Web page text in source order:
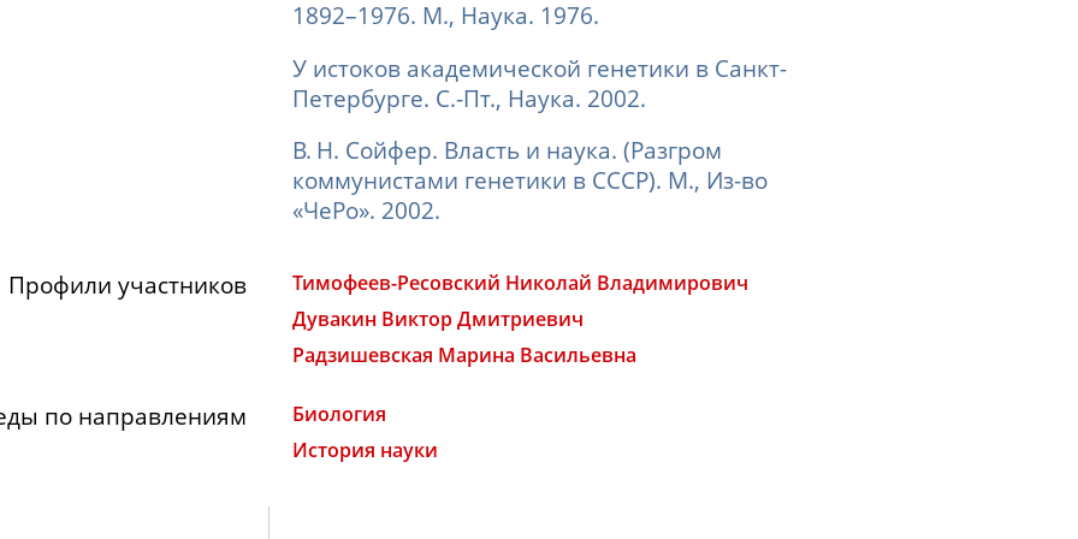
1892–1976. М., Наука. 1976.
У истоков академической генетики в Санкт-
Петербурге. С.-Пт., Наука. 2002.
В. Н. Сойфер. Власть и наука. (Разгром
коммунистами генетики в СССР). М., Из-во
«ЧеРо». 2002.
Профили участников
Тимофеев-Ресовский Николай Владимирович
Дувакин Виктор Дмитриевич
Радзишевская Марина Васильевна
по направлениям
Биология
История науки